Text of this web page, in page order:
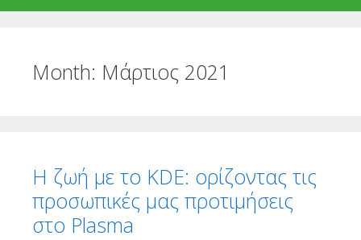
Month: Μάρτιος 2021
Η ζωή με το KDE: ορίζοντας τις
προσωπικές μας προτιμήσεις
στο Plasma